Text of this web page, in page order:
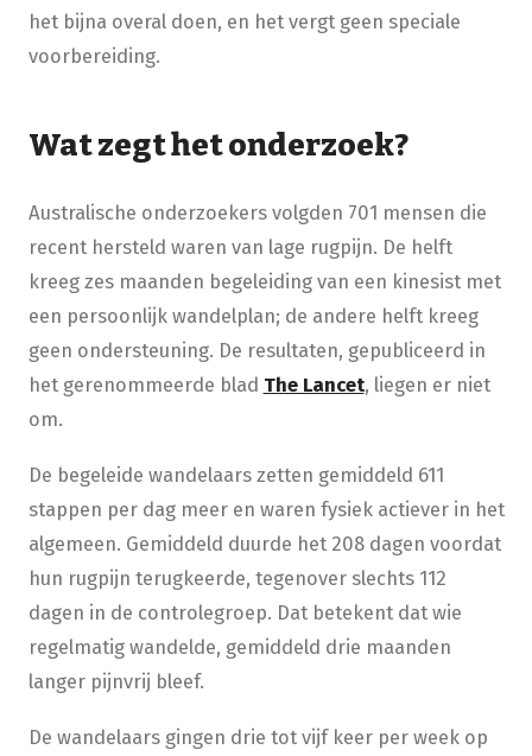
het bijna overal doen, en het vergt geen speciale
voorbereiding.
Wat zegt het onderzoek?
Australische onderzoekers volgden 701 mensen die
recent hersteld waren van lage rugpijn. De helft
kreeg zes maanden begeleiding van een kinesist met
een persoonlijk wandelplan; de andere helft kreeg
geen ondersteuning. De resultaten, gepubliceerd in
het gerenommeerde blad The Lancet, liegen er niet
om.
De begeleide wandelaars zetten gemiddeld 611
stappen per dag meer en waren fysiek actiever in het
algemeen. Gemiddeld duurde het 208 dagen voordat
hun rugpijn terugkeerde, tegenover slechts 112
dagen in de controlegroep. Dat betekent dat wie
regelmatig wandelde, gemiddeld drie maanden
langer pijnvrij bleef.
De wandelaars gingen drie tot vijf keer per week op